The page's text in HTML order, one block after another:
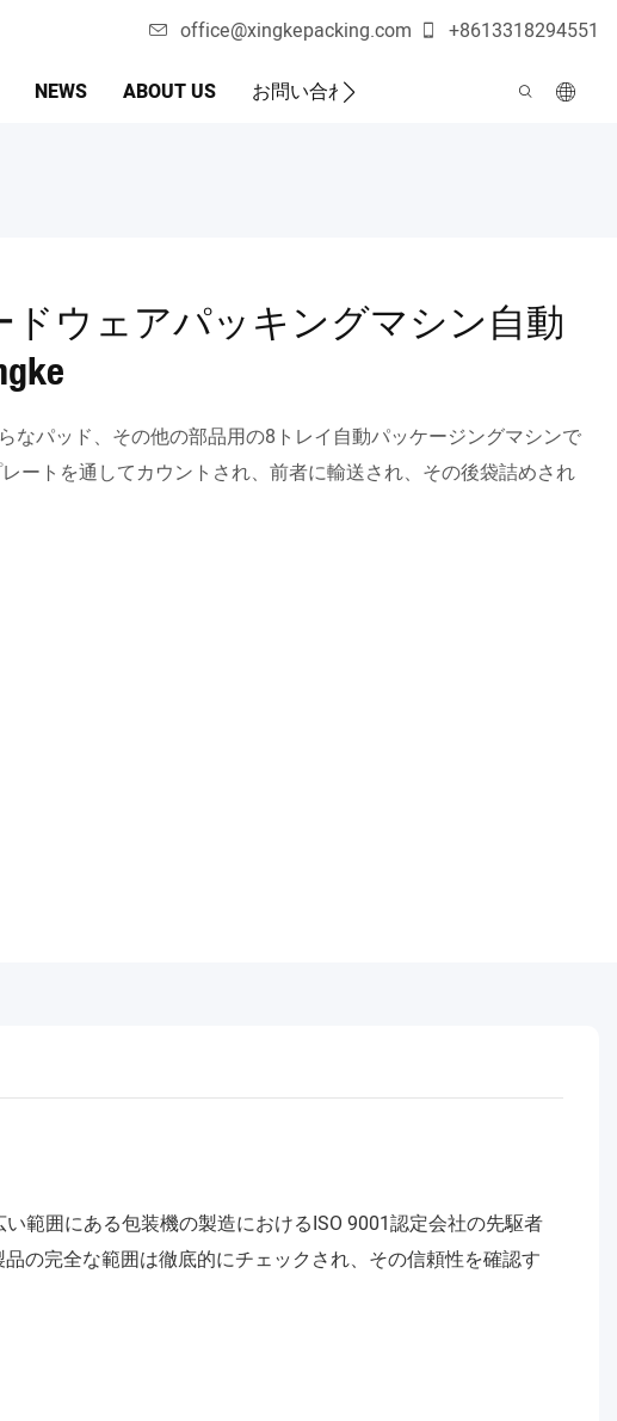
office@xingkepacking.com +8613318294551
NEWS ABOUT US お問い合わせ
ドウェアパッキングマシン自動
なパッド、その他の部品用の8トレイ自動パッケージングマシンで
ートを通してカウントされ、前者に輸送され、その後袋詰めされ
範囲にある包装機の製造におけるISO 9001認定会社の先駆者
の完全な範囲は徹底的にチェックされ、その信頼性を確認す